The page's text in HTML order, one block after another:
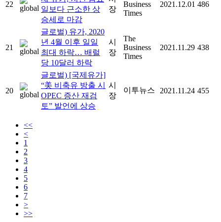
22
일보다 근소한 상
승세로 마감
장
Business
Times
2021.12.01 486
21
글로벌) 유가, 2020
년 4월 이후 일일
최대 하락… 배럴
당 10달러 하락
시
장
The
Business
Times
2021.11.29 438
20
글로벌) [국제유가]
“美 비축유 방출 시
OPEC 증산 재검
토” 발언에 상승
시
장
이투뉴스 2021.11.24 455
<<
<
1
2
3
4
5
6
7
>
>>